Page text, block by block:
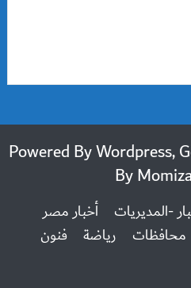
2014 Powered By
By
-المديريات
أخبار مصر
محافظات رياضة
فنون